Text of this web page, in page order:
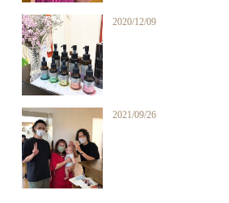
2020/12/09
2021/09/26